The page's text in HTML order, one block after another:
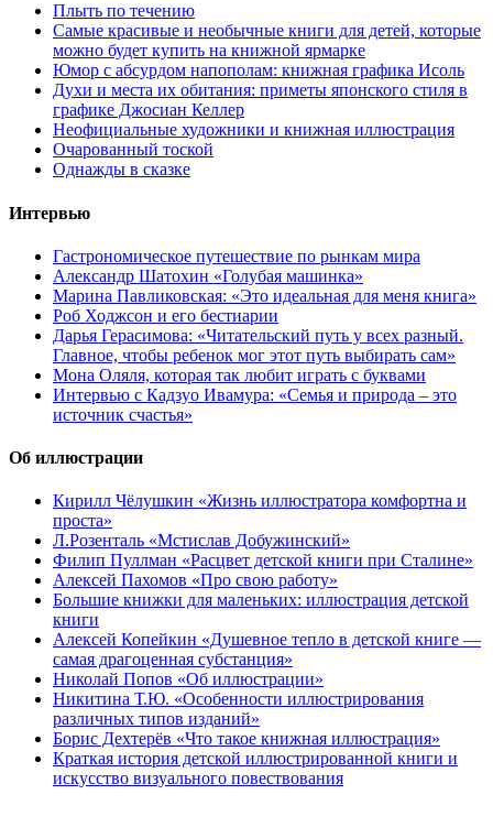
Плыть по течению
Самые красивые и необычные книги для детей, которые
можно будет купить на книжной ярмарке
Юмор с абсурдом напополам: книжная графика Исоль
Духи и места их обитания: приметы японского стиля в
графике Джосиан Келлер
Неофициальные художники и книжная иллюстрация
Очарованный тоской
Однажды в сказке
Интервью
Гастрономическое путешествие по рынкам мира
Александр Шатохин «Голубая машинка»
Марина Павликовская: «Это идеальная для меня книга»
Роб Ходжсон и его бестиарии
Дарья Герасимова: «Читательский путь у всех разный.
Главное, чтобы ребенок мог этот путь выбирать сам»
Мона Оляля, которая так любит играть с буквами
Интервью с Кадзуо Ивамура: «Семья и природа – это
источник счастья»
Об иллюстрации
Кирилл Чёлушкин «Жизнь иллюстратора комфортна и
проста»
Л.Розенталь «Мстислав Добужинский»
Филип Пуллман «Расцвет детской книги при Сталине»
Алексей Пахомов «Про свою работу»
Большие книжки для маленьких: иллюстрация детской
книги
Алексей Копейкин «Душевное тепло в детской книге —
самая драгоценная субстанция»
Николай Попов «Об иллюстрации»
Никитина Т.Ю. «Особенности иллюстрирования
различных типов изданий»
Борис Дехтерёв «Что такое книжная иллюстрация»
Краткая история детской иллюстрированной книги и
искусство визуального повествования